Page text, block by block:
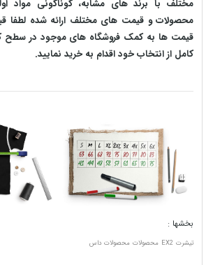
مختلف با برند های مشابه، گوناگونی مواد
محصولات و قیمت های مختلف ارائه شده لطفا
قیمت ها به کمک فروشگاه های موجود در سطح
کامل از انتخاب خود اقدام به خرید نمایید.
بخشها :
تیشرت EX2 محصولات محصولات داس